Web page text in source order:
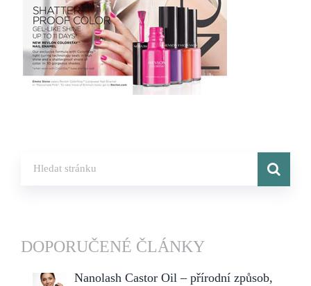
DOPORUČENÉ ČLÁNKY
Nanolash Castor Oil – přírodní způsob,